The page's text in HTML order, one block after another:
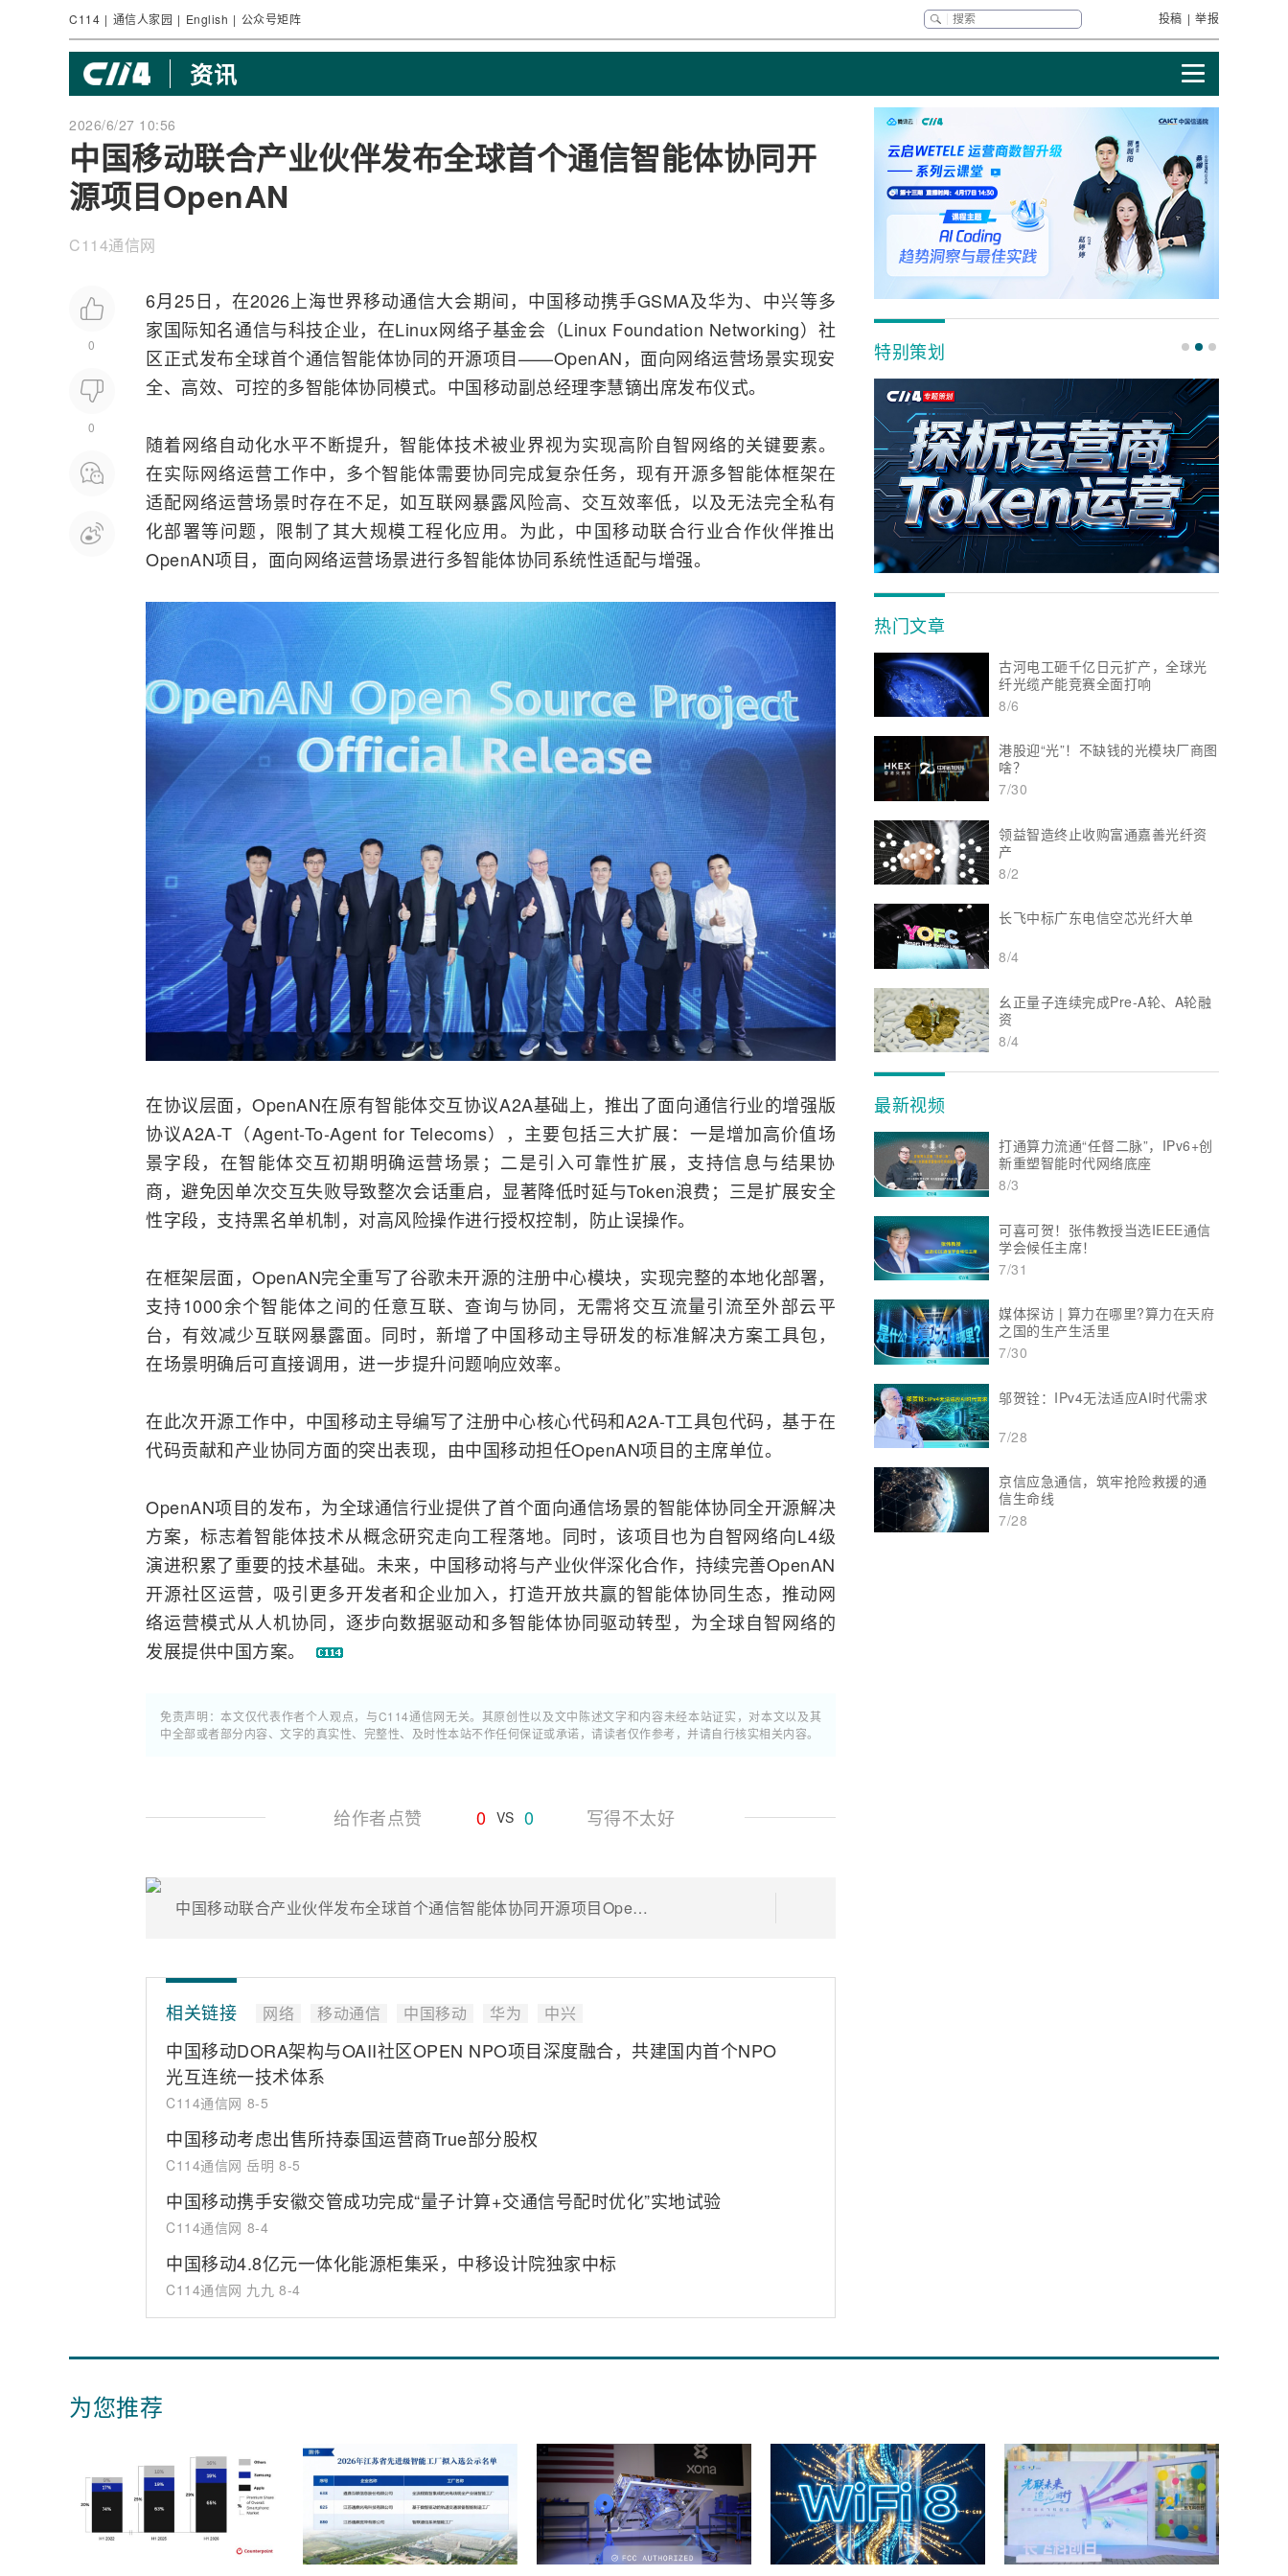
C114 | 通信人家园 | English | 公众号矩阵 投稿 | 举报
资讯
2026/6/27 10:56
中国移动联合产业伙伴发布全球首个通信智能体协同开
源项目OpenAN
C114通信网
0
0
6月25日，在2026上海世界移动通信大会期间， 中国移动携手GSMA及华为、 中兴等多
家国际知名通信与科技企业，在Linux网络子基金会（Linux Foundation Networking）社
区正式发布全球首个通信智能体协同的开源项目——OpenAN，面向网络运营场景实现安
全、高效、可控的多智能体协同模式。中国移动副总经理李慧镝出席发布仪式。
随着网络自动化水平不断提升，智能体技术被业界视为实现高阶自智网络的关键要素。
在实际网络运营工作中，多个智能体需要协同完成复杂任务，现有开源多智能体框架在
适配网络运营场景时存在不足，如互联网暴露风险高、交互效率低，以及无法完全私有
化部署等问题，限制了其大规模工程化应用。为此，中国移动联合行业合作伙伴推出
OpenAN项目，面向网络运营场景进行多智能体协同系统性适配与增强。
在协议层面，OpenAN在原有智能体交互协议A2A基础上，推出了面向通信行业的增强版
协议A2A-T（Agent-To-Agent for Telecoms），主要包括三大扩展：一是增加高价值场
景字段，在智能体交互初期明确运营场景；二是引入可靠性扩展，支持信息与结果协
商，避免因单次交互失败导致整次会话重启，显著降低时延与Token浪费；三是扩展安全
性字段，支持黑名单机制，对高风险操作进行授权控制，防止误操作。
在框架层面，OpenAN完全重写了谷歌未开源的注册中心模块，实现完整的本地化部署，
支持1000余个智能体之间的任意互联、查询与协同，无需将交互流量引流至外部云平
台，有效减少互联网暴露面。同时，新增了中国移动主导研发的标准解决方案工具包，
在场景明确后可直接调用，进一步提升问题响应效率。
在此次开源工作中，中国移动主导编写了注册中心核心代码和A2A-T工具包代码，基于在
代码贡献和产业协同方面的突出表现，由中国移动担任OpenAN项目的主席单位。
OpenAN项目的发布，为全球通信行业提供了首个面向通信场景的智能体协同全开源解决
方案，标志着智能体技术从概念研究走向工程落地。同时，该项目也为自智网络向L4级
演进积累了重要的技术基础。未来，中国移动将与产业伙伴深化合作，持续完善OpenAN
开源社区运营，吸引更多开发者和企业加入，打造开放共赢的智能体协同生态，推动网
络运营模式从人机协同，逐步向数据驱动和多智能体协同驱动转型，为全球自智网络的
发展提供中国方案。
免责声明：本文仅代表作者个人观点，与C114通信网无关。其原创性以及文中陈述文字和内容未经本站证实，对本文以及其
中全部或者部分内容、文字的真实性、完整性、及时性本站不作任何保证或承诺，请读者仅作参考，并请自行核实相关内容。
给作者点赞 0 VS 0 写得不太好
中国移动联合产业伙伴发布全球首个通信智能体协同开源项目OpenAN
相关链接 网络 移动通信 中国移动 华为 中兴
中国移动DORA架构与OAII社区OPEN NPO项目深度融合，共建国内首个NPO
光互连统一技术体系
C114通信网 8-5
中国移动考虑出售所持泰国运营商True部分股权
C114通信网 岳明 8-5
中国移动携手安徽交管成功完成“量子计算+交通信号配时优化”实地试验
C114通信网 8-4
中国移动4.8亿元一体化能源柜集采，中移设计院独家中标
C114通信网 九九 8-4
特别策划
热门文章
古河电工砸千亿日元扩产，全球光
纤光缆产能竞赛全面打响
8/6
港股迎“光”！不缺钱的光模块厂商图
啥？
7/30
领益智造终止收购富通嘉善光纤资
产
8/2
长飞中标广东电信空芯光纤大单
8/4
幺正量子连续完成Pre-A轮、A轮融
资
8/4
最新视频
打通算力流通“任督二脉”，IPv6+创
新重塑智能时代网络底座
8/3
可喜可贺！张伟教授当选IEEE通信
学会候任主席！
7/31
媒体探访 | 算力在哪里?算力在天府
之国的生产生活里
7/30
邬贺铨：IPv4无法适应AI时代需求
7/28
京信应急通信，筑牢抢险救援的通
信生命线
7/28
为您推荐